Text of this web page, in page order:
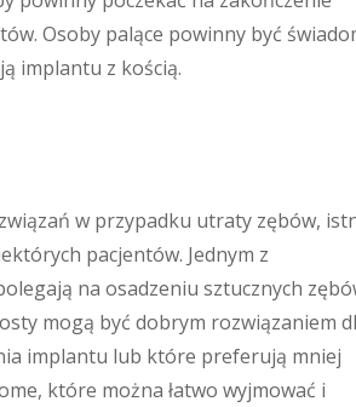
Osoby palące powinny być
implantu z kością.
w przypadku utraty zębów,
pacjentów. Jednym z
na osadzeniu sztucznych
mogą być dobrym rozwiązaniem
implantu lub które preferują mniej
które można łatwo wyjmować i